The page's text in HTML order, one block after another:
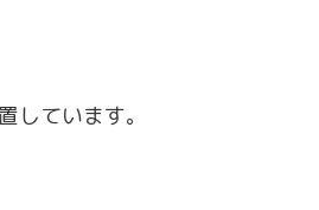
しています。